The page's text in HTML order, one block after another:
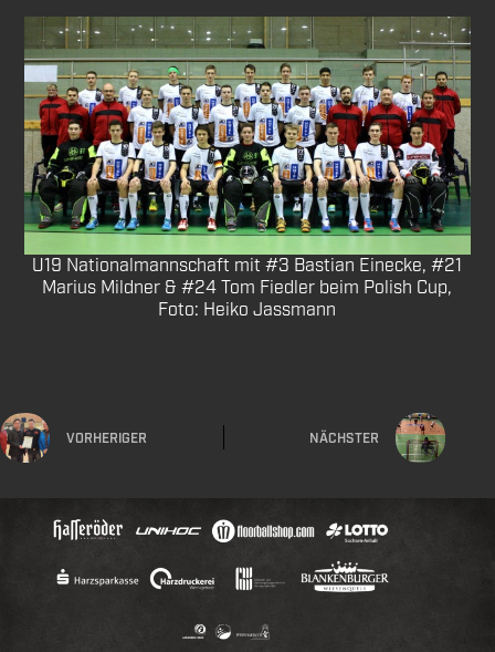
U19 Nationalmannschaft mit #3 Bastian Einecke, #21
Marius Mildner & #24 Tom Fiedler beim Polish Cup,
Foto: Heiko Jassmann
VORHERIGER NÄCHSTER